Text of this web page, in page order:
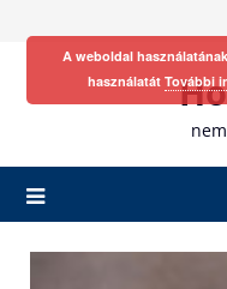
A weboldal
használatát További